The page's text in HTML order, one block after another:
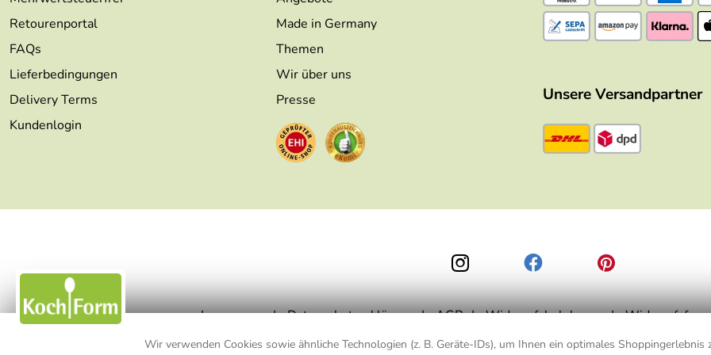
Wir verwenden Cookies sowie ähnliche Technologien (z. B. Geräte-IDs), um Ihnen ein optimales Shoppingerlebnis
Retourenportal
FAQs
Lieferbedingungen
Delivery Terms
Kundenlogin
Made in Germany
Themen
Wir über uns
Presse
Unsere Versandpartner
Impressum Datenschutzerklärung AGB Widerrufsbelehrung